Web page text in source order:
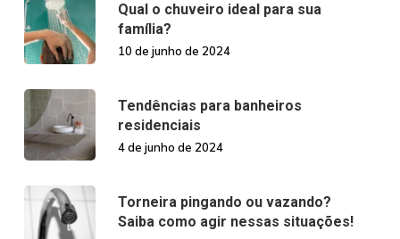
Qual o chuveiro ideal para sua
família?
10 de junho de 2024
Tendências para banheiros
residenciais
4 de junho de 2024
Torneira pingando ou vazando?
Saiba como agir nessas situações!